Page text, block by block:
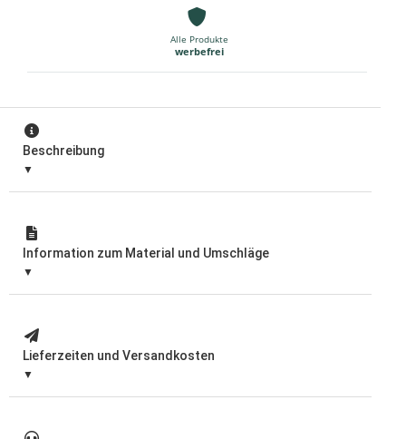
Alle Produkte
werbefrei
Beschreibung
Information zum Material und Umschläge
Lieferzeiten und Versandkosten